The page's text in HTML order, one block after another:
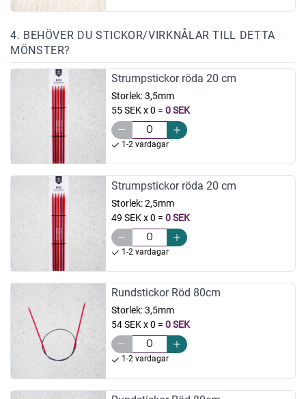
4. BEHÖVER DU STICKOR/VIRKNÅLAR TILL DETTA
MÖNSTER?
Strumpstickor röda 20 cm
Storlek:3,5mm
55 SEK x 0 = 0 SEK
1-2 vardagar
Strumpstickor röda 20 cm
Storlek:2,5mm
49 SEK x 0 = 0 SEK
1-2 vardagar
Rundstickor Röd 80cm
Storlek:3,5mm
54 SEK x 0 = 0 SEK
1-2 vardagar